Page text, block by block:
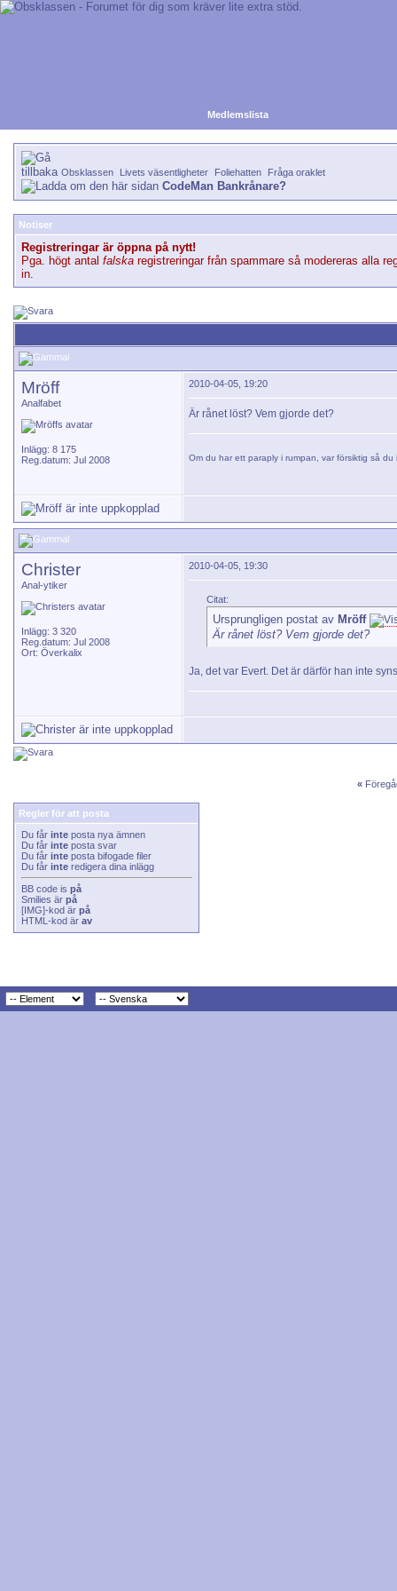
Medlemslista
Obsklassen Livets väsentligheter Foliehatten Fråga oraklet
CodeMan Bankrånare?
Notiser
Registreringar är öppna på nytt!
Pga. högt antal falska registreringar från spammare så modereras alla
in.
Mröff
Analfabet
Inlägg: 8 175
Reg.datum: Jul 2008
2010-04-05, 19:20
Är rånet löst? Vem gjorde det?
Om du har ett paraply i rumpan, var försiktig så
Christer
Anal-ytiker
Inlägg: 3 320
Reg.datum: Jul 2008
Ort: Överkalix
2010-04-05, 19:30
Citat:
Ursprungligen postat av Mröff
Är rånet löst? Vem gjorde det?
Ja, det var Evert. Det är därför han inte
«
Regler för att posta
Du får inte posta nya ämnen
Du får inte posta svar
Du får inte posta bifogade filer
Du får inte redigera dina inlägg
BB code is på
Smilies är på
[IMG]-kod är på
HTML-kod är av